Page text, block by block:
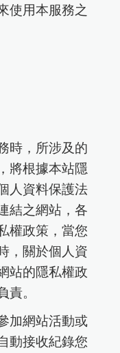
使用本服務之
時，所涉及的
將根據本站隱
人資料保護法
結之網站，各
權政策，當您
，關於個人資
站的隱私權政
。
加網站活動或
動接收紀錄您